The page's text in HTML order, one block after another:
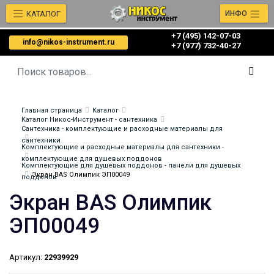
info@nikos-instrument.ru
+7 (495) 142-07-03
‎‎+7 (977) 732-40-27
КАТАЛОГ ИНФО
Главная страница
Каталог
Каталог Никос-Инструмент - сантехника
Сантехника - комплектующие и расходные материалы для
сантехники
Комплектующие и расходные материалы для сантехники -
комплектующие для душевых поддонов
Комплектующие для душевых поддонов - панели для душевых
поддонов
Экран BAS Олимпик ЭП00049
Экран BAS Олимпик
ЭП00049
Артикул: 22939929